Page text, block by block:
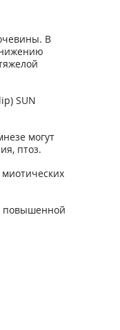
В
SUN
могут
птоз.
повышенной